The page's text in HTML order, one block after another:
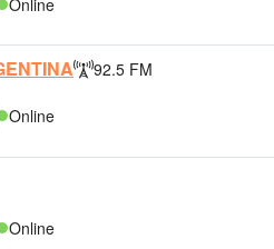
92.5 FM
Online
Online